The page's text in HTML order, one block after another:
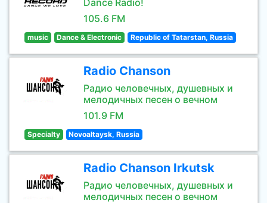
Dance Radio!
105.6 FM
music Dance & Electronic Republic of Tatarstan, Russia
Radio Chanson
Радио человечных, душевных и
мелодичных песен о вечном
101.9 FM
Specialty Novoaltaysk, Russia
Radio Chanson Irkutsk
Радио человечных, душевных и
мелодичных песен о вечном